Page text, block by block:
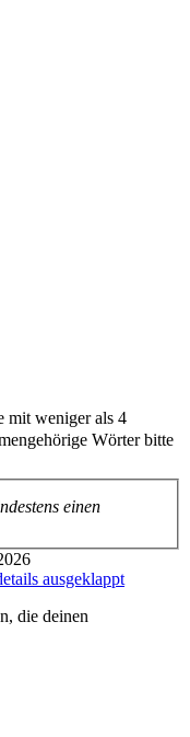
mit weniger als 4
Wörter bitte
einen
ausgeklappt
die deinen